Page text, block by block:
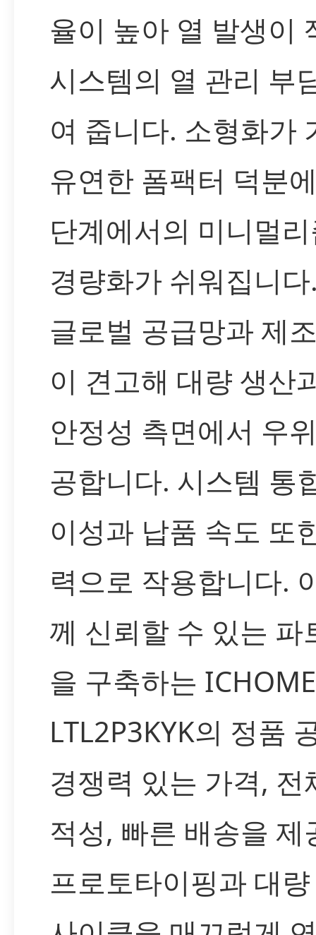
율이 높아 열 발생이
시스템의 열 관리 부
여 줍니다. 소형화가
유연한 폼팩터 덕분
단계에서의 미니멀
경량화가 쉬워집니
글로벌 공급망과 제
이 견고해 대량 생산
안정성 측면에서 우
공합니다. 시스템 통
이성과 납품 속도 또
력으로 작용합니다.
께 신뢰할 수 있는 파
을 구축하는
LTL2P3KYK의 정품
경쟁력 있는 가격, 전
적성, 빠른 배송을 제
프로토타이핑과 대